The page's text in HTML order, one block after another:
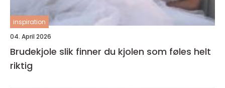
inspiration
04. April 2026
Brudekjole slik finner du kjolen som føles helt
riktig